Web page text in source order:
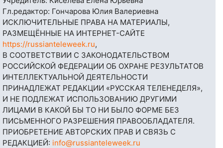
Гл.редактор: Гончарова Юлия Валериевна
ИСКЛЮЧИТЕЛЬНЫЕ ПРАВА НА МАТЕРИАЛЫ,
РАЗМЕЩЁННЫЕ НА ИНТЕРНЕТ-САЙТЕ
https://russianteleweek.ru,
В СООТВЕТСТВИИ С ЗАКОНОДАТЕЛЬСТВОМ
РОССИЙСКОЙ ФЕДЕРАЦИИ ОБ ОХРАНЕ РЕЗУЛЬТАТОВ
ИНТЕЛЛЕКТУАЛЬНОЙ ДЕЯТЕЛЬНОСТИ
ПРИНАДЛЕЖАТ РЕДАКЦИИ «РУССКАЯ ТЕЛЕНЕДЕЛЯ»,
И НЕ ПОДЛЕЖАТ ИСПОЛЬЗОВАНИЮ ДРУГИМИ
ЛИЦАМИ В КАКОЙ БЫ ТО НИ БЫЛО ФОРМЕ БЕЗ
ПИСЬМЕННОГО РАЗРЕШЕНИЯ ПРАВООБЛАДАТЕЛЯ.
ПРИОБРЕТЕНИЕ АВТОРСКИХ ПРАВ И СВЯЗЬ С
РЕДАКЦИЕЙ: info@russianteleweek.ru